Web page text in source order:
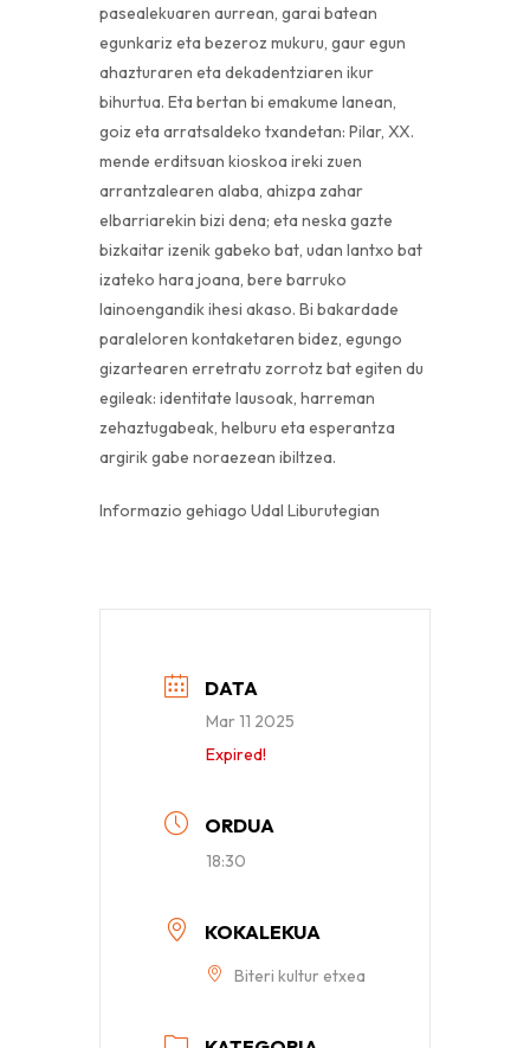
pasealekuaren aurrean, garai batean
egunkariz eta bezeroz mukuru, gaur egun
ahazturaren eta dekadentziaren ikur
bihurtua. Eta bertan bi emakume lanean,
goiz eta arratsaldeko txandetan: Pilar, XX.
mende erditsuan kioskoa ireki zuen
arrantzalearen alaba, ahizpa zahar
elbarriarekin bizi dena; eta neska gazte
bizkaitar izenik gabeko bat, udan lantxo bat
izateko hara joana, bere barruko
lainoengandik ihesi akaso. Bi bakardade
paraleloren kontaketaren bidez, egungo
gizartearen erretratu zorrotz bat egiten du
egileak: identitate lausoak, harreman
zehaztugabeak, helburu eta esperantza
argirik gabe noraezean ibiltzea.
Informazio gehiago Udal Liburutegian
DATA
Mar 11 2025
Expired!
ORDUA
18:30
KOKALEKUA
Biteri kultur etxea